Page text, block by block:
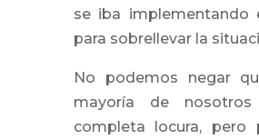
se iba implementando
para sobrellevar la
No podemos negar
mayoría de
completa locura, pero